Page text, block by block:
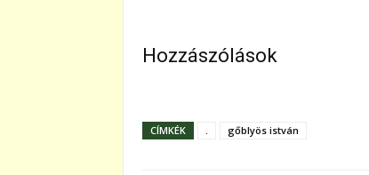
Hozzászólások
CÍMKÉK . gőblyös istván